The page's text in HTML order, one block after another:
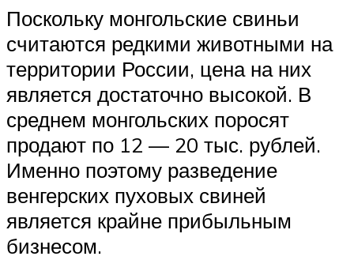
Поскольку монгольские свиньи
считаются редкими животными на
территории России, цена на них
является достаточно высокой. В
среднем монгольских поросят
продают по 12 — 20 тыс. рублей.
Именно поэтому разведение
венгерских пуховых свиней
является крайне прибыльным
бизнесом.